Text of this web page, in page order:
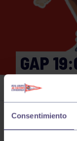
Consentimiento
GAP